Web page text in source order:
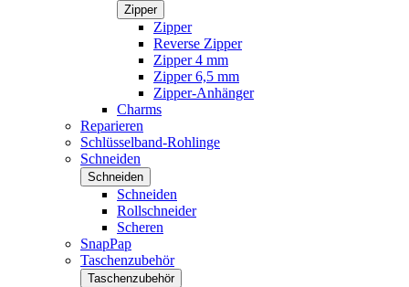
Zipper
Zipper
Reverse Zipper
Zipper 4 mm
Zipper 6,5 mm
Zipper-Anhänger
Charms
Reparieren
Schlüsselband-Rohlinge
Schneiden
Schneiden
Schneiden
Rollschneider
Scheren
SnapPap
Taschenzubehör
Taschenzubehör